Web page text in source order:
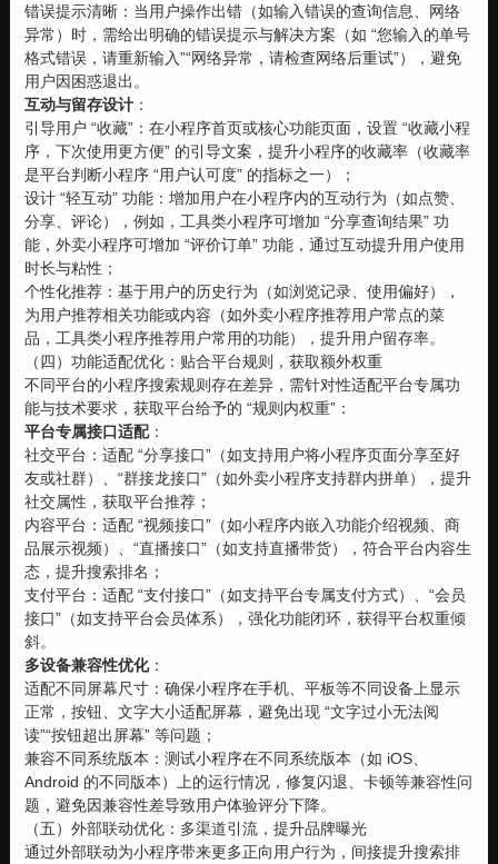
错误提示清晰：当用户操作出错（如输入错误的查询信息、网络
异常）时，需给出明确的错误提示与解决方案（如 “您输入的单号
格式错误，请重新输入”“网络异常，请检查网络后重试”），避免
用户因困惑退出。
互动与留存设计：
引导用户 “收藏”：在小程序首页或核心功能页面，设置 “收藏小程
序，下次使用更方便” 的引导文案，提升小程序的收藏率（收藏率
是平台判断小程序 “用户认可度” 的指标之一）；
设计 “轻互动” 功能：增加用户在小程序内的互动行为（如点赞、
分享、评论），例如，工具类小程序可增加 “分享查询结果” 功
能，外卖小程序可增加 “评价订单” 功能，通过互动提升用户使用
时长与粘性；
个性化推荐：基于用户的历史行为（如浏览记录、使用偏好），
为用户推荐相关功能或内容（如外卖小程序推荐用户常点的菜
品，工具类小程序推荐用户常用的功能），提升用户留存率。
（四）功能适配优化：贴合平台规则，获取额外权重
不同平台的小程序搜索规则存在差异，需针对性适配平台专属功
能与技术要求，获取平台给予的 “规则内权重”：
平台专属接口适配：
社交平台：适配 “分享接口”（如支持用户将小程序页面分享至好
友或社群）、“群接龙接口”（如外卖小程序支持群内拼单），提升
社交属性，获取平台推荐；
内容平台：适配 “视频接口”（如小程序内嵌入功能介绍视频、商
品展示视频）、“直播接口”（如支持直播带货），符合平台内容生
态，提升搜索排名；
支付平台：适配 “支付接口”（如支持平台专属支付方式）、“会员
接口”（如支持平台会员体系），强化功能闭环，获得平台权重倾
斜。
多设备兼容性优化：
适配不同屏幕尺寸：确保小程序在手机、平板等不同设备上显示
正常，按钮、文字大小适配屏幕，避免出现 “文字过小无法阅
读”“按钮超出屏幕” 等问题；
兼容不同系统版本：测试小程序在不同系统版本（如 iOS、
Android 的不同版本）上的运行情况，修复闪退、卡顿等兼容性问
题，避免因兼容性差导致用户体验评分下降。
（五）外部联动优化：多渠道引流，提升品牌曝光
通过外部联动为小程序带来更多正向用户行为，间接提升搜索排